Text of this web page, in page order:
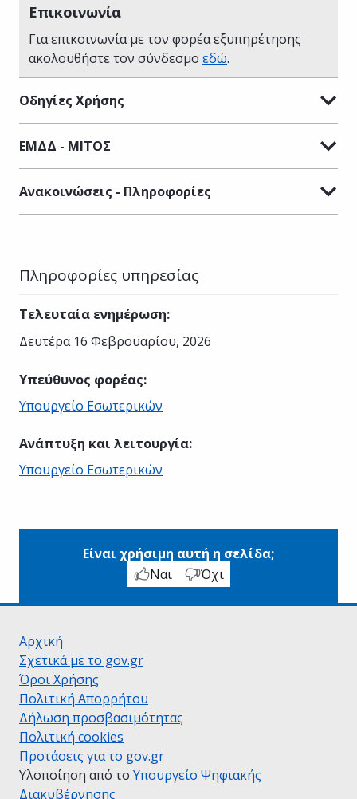
Επικοινωνία
Για επικοινωνία με τον φορέα εξυπηρέτησης
ακολουθήστε τον σύνδεσμο εδώ.
Οδηγίες Χρήσης
ΕΜΔΔ - ΜΙΤΟΣ
Ανακοινώσεις - Πληροφορίες
Πληροφορίες υπηρεσίας
Τελευταία ενημέρωση:
Δευτέρα 16 Φεβρουαρίου, 2026
Υπεύθυνος φορέας:
Υπουργείο Εσωτερικών
Ανάπτυξη και λειτουργία:
Υπουργείο Εσωτερικών
Είναι χρήσιμη αυτή η σελίδα;
Ναι
Όχι
Αρχική
Σχετικά με το gov.gr
Όροι Χρήσης
Πολιτική Απορρήτου
Δήλωση προσβασιμότητας
Πολιτική cookies
Προτάσεις για το gov.gr
Υλοποίηση από το Υπουργείο Ψηφιακής
Διακυβέρνησης